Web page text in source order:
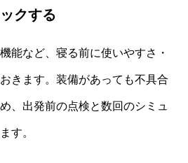
クする
能など、寝る前に使いやすさ・
きます。装備があっても不具合
、出発前の点検と数回のシミュ
す。